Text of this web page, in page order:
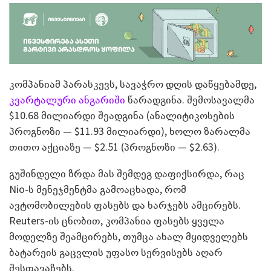
კომპანიამ პარასკევს, სავაჭრო დღის დაწყებამდე,
კვარტალური ანგარიში წარადგინა. შემოსავალმა
$10.68 მილიარდი შეადგინა (ანალიტიკოსების
პროგნოზი — $11.93 მილიარდი), ხოლო ზარალმა
თითო აქციაზე — $2.51 (პროგნოზი — $2.63).
გუშინდელი ზრდა მას შემდეგ დაფიქსირდა, რაც
Nio-ს მენეჯმენტმა გამოაცხადა, რომ
ავტომობილების ფასებს და ხარჯებს ამცირებს.
Reuters-ის ცნობით, კომპანია ფასებს ყველა
მოდელზე შეამცირებს, თუმცა ახალ მყიდველებს
ბატარეის გაცვლის უფასო სერვისებს აღარ
შესთავაზებს.